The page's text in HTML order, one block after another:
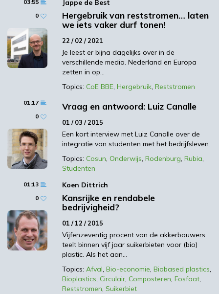
kunnen ondernemers, studenten en
docenten samenwerken aan praktijkvragen
over efficiënte productie en verwerking van
insecten. We bepalen de conversie van
diverse afvalstromen in insecten. Maar ook
de voedingsbehoefte van verschillende
kunnen maken van beschikbare en
toegestane reststromen.
HAS Hogeschool creëert met het Insectlab
een platform waar studenten kunnen leren
en ondernemers onderzoek kunnen (laten)
doen op het gebied van de kweek van
insecten op reststromen en de verwerking
ervan in feed en food.
Vraag en antwoord: Han van Kasteren
Lees ook
03:55
0
Jappe de Best
Hergebruik van reststromen… laten
we iets vaker durf tonen!
22 / 02 / 2021
Je leest er bijna dagelijks over in de
verschillende media. Nederland en Europa
zetten in op…
Topics: CoE BBE, Hergebruik, Reststromen
01:17
0
Vraag en antwoord: Luiz Canalle
01 / 03 / 2015
Een kort interview met Luiz Canalle over de
integratie van studenten met het bedrijfsleven.
Topics: Cosun, Onderwijs, Rodenburg, Rubia,
Studenten
01:13
0
Koen Dittrich
Kansrijke en rendabele
bedrijvigheid?
01 / 12 / 2015
Vijfenzeventig procent van de akkerbouwers
teelt binnen vijf jaar suikerbieten voor (bio)
plastic. Als het aan…
Topics: Afval, Bio-economie, Biobased plastics,
Bioplastics, Circulair, Composteren, Fosfaat,
Reststromen, Suikerbiet